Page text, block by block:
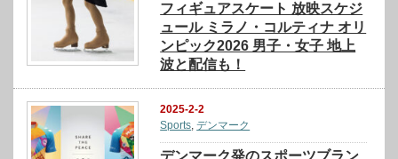
フィギュアスケート 放映スケジ
ュール ミラノ・コルティナ オリ
ンピック2026 男子・女子 地上
波と配信も！
2025-2-2
Sports,デンマーク
デンマーク発のスポーツブラン